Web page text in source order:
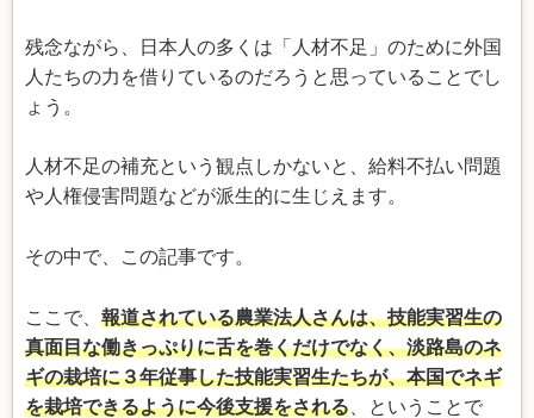
残念ながら、日本人の多くは「人材不足」のために外国
人たちの力を借りているのだろうと思っていることでし
ょう。
人材不足の補充という観点しかないと、給料不払い問題
や人権侵害問題などが派生的に生じえます。
その中で、この記事です。
ここで、 報道されている農業法人さんは、技能実習生の
真面目な働きっぷりに舌を巻くだけでなく、淡路島のネ
ギの栽培に３年従事した技能実習生たちが、本国でネギ
を栽培できるように今後支援をされる 、ということで